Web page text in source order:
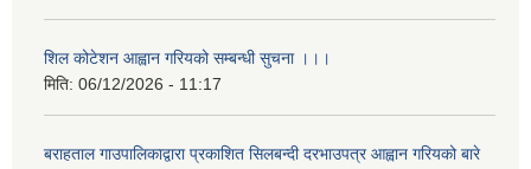
शिल कोटेशन आह्वान गरियको सम्बन्धी सुचना ।।।
मिति: 06/12/2026 - 11:17
बराहताल गाउपालिकाद्वारा प्रकाशित सिलबन्दी दरभाउपत्र आह्वान गरियको बारे